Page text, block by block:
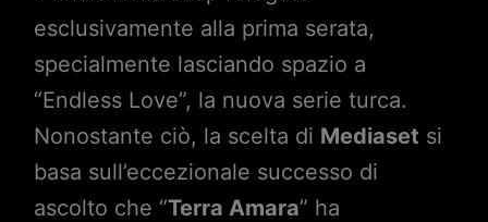
esclusivamente alla prima serata,
specialmente lasciando spazio a
“Endless Love”, la nuova serie turca.
Nonostante ciò, la scelta di Mediaset si
basa sull’eccezionale successo di
ascolto che “Terra Amara” ha